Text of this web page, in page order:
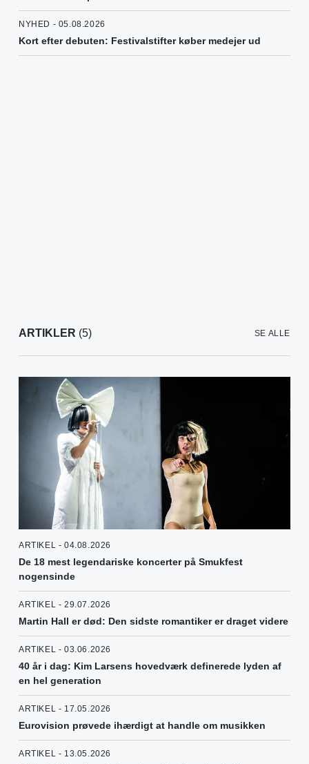
NYHED - 05.08.2026
Kort efter debuten: Festivalstifter køber medejer ud
ARTIKLER (5) SE ALLE
ARTIKEL - 04.08.2026
De 18 mest legendariske koncerter på Smukfest
nogensinde
ARTIKEL - 29.07.2026
Martin Hall er død: Den sidste romantiker er draget videre
ARTIKEL - 03.06.2026
40 år i dag: Kim Larsens hovedværk definerede lyden af
en hel generation
ARTIKEL - 17.05.2026
Eurovision prøvede ihærdigt at handle om musikken
ARTIKEL - 13.05.2026